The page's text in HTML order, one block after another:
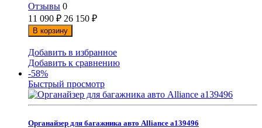
Отзывы 0
11 090 ₽ 26 150 ₽
В корзину
Добавить в избранное
Добавить к сравнению
-58%
Быстрый просмотр
Органайзер для багажника авто Alliance а139496